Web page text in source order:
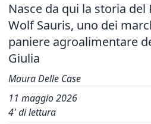
Nasce da qui la storia
Wolf Sauris, uno dei
paniere agroalimentare
Giulia
Maura Delle Case
11 maggio 2026
4' di lettura